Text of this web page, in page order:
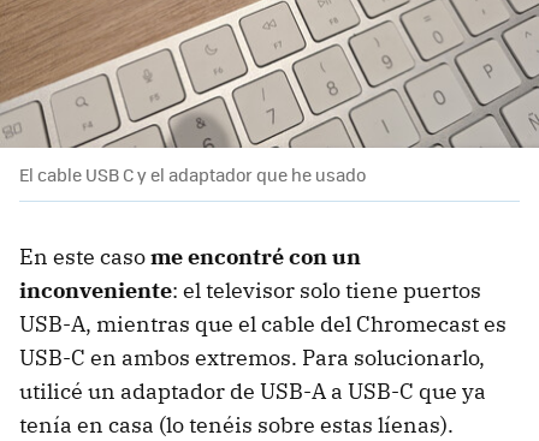
El cable USB C y el adaptador que he usado
En este casome encontré con un
inconveniente: el televisor solo tiene puertos
USB-A, mientras que el cable del Chromecast es
USB-C en ambos extremos. Para solucionarlo,
utilicé un adaptador de USB-A a USB-C que ya
tenía en casa (lo tenéis sobre estas líenas).